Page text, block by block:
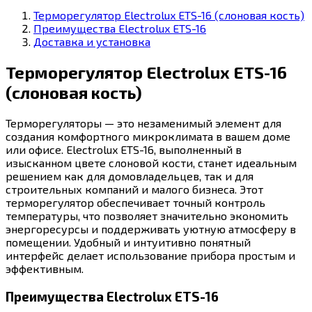
Терморегулятор Electrolux ETS-16 (слоновая кость)
Преимущества Electrolux ETS-16
Доставка и установка
Терморегулятор Electrolux ETS-16
(слоновая кость)
Терморегуляторы — это незаменимый элемент для
создания комфортного микроклимата в вашем доме
или офисе. Electrolux ETS-16, выполненный в
изысканном цвете слоновой кости, станет идеальным
решением как для домовладельцев, так и для
строительных компаний и малого бизнеса. Этот
терморегулятор обеспечивает точный контроль
температуры, что позволяет значительно экономить
энергоресурсы и поддерживать уютную атмосферу в
помещении. Удобный и интуитивно понятный
интерфейс делает использование прибора простым и
эффективным.
Преимущества Electrolux ETS-16